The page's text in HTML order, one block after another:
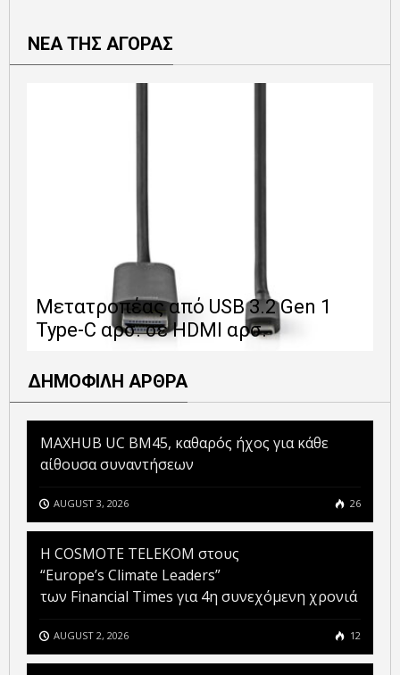
ΝΕΑ ΤΗΣ ΑΓΟΡΑΣ
Μετατροπέας από USB 3.2 Gen 1
Type-C αρσ. σε HDMI αρσ.
ΔΗΜΟΦΙΛΗ ΑΡΘΡΑ
MAXHUB UC BM45, καθαρός ήχος για κάθε
αίθουσα συναντήσεων
AUGUST 3, 2026 26
Η COSMOTE TELEKOM στους
“Europe’s Climate Leaders”
των Financial Times για 4η συνεχόμενη χρονιά
AUGUST 2, 2026 12